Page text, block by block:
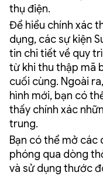
thụ điện.
Để hiểu chính xác
dụng, các sự kiện
tin chi tiết về quy
từ khi thu thập mã
cuối cùng. Ngoài
hình mới, bạn có
thấy chính xác
trung.
Bạn có thể mở các
phóng qua dòng
và sử dụng thước